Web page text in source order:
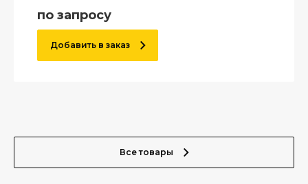
по запросу
Добавить в заказ
Все товары